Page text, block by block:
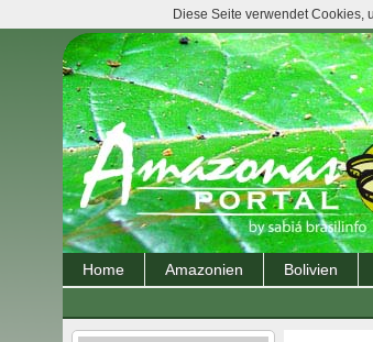
Home Amazonien Bolivien
Diese Seite verwendet Cookies,